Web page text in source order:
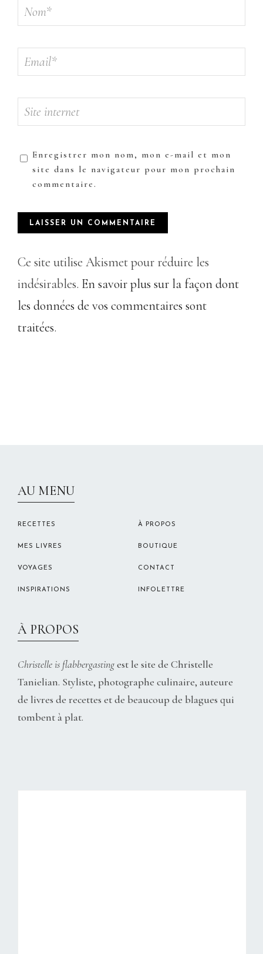
Enregistrer mon nom, mon e-mail et mon
site dans le navigateur pour mon prochain
commentaire.
Ce site utilise Akismet pour réduire les
indésirables. En savoir plus sur la façon dont
les données de vos commentaires sont
traitées.
AU MENU
RECETTES
MES LIVRES
VOYAGES
INSPIRATIONS
À PROPOS
BOUTIQUE
CONTACT
INFOLETTRE
À PROPOS
Christelle is flabbergastingest le site de Christelle
Tanielian. Styliste, photographe culinaire, auteure
de livres de recettes et de beaucoup de blagues qui
tombent à plat.